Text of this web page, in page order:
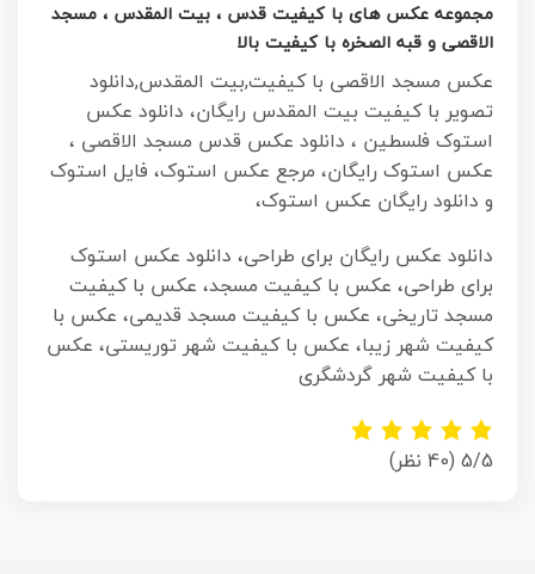
مجموعه عکس های با کیفیت قدس ، بیت المقدس ، مسجد
الاقصی و قبه الصخره با کیفیت بالا
عکس مسجد الاقصی با کیفیت,بیت المقدس,دانلود
تصویر با کیفیت بیت المقدس رایگان، دانلود عکس
استوک فلسطین ، دانلود عکس قدس مسجد الاقصی ،
عکس استوک رایگان، مرجع عکس استوک، فایل استوک
و دانلود رایگان عکس استوک،
دانلود عکس رایگان برای طراحی، دانلود عکس استوک
برای طراحی، عکس با کیفیت مسجد، عکس با کیفیت
مسجد تاریخی، عکس با کیفیت مسجد قدیمی، عکس با
کیفیت شهر زیبا، عکس با کیفیت شهر توریستی، عکس
با کیفیت شهر گردشگری
5/5 (40 نظر)